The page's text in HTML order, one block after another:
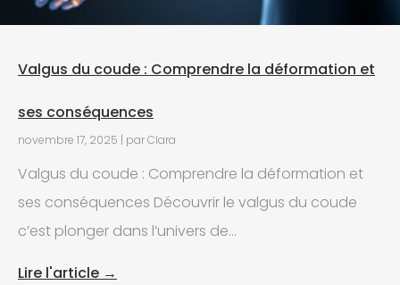
Valgus du coude : Comprendre la déformation et
ses conséquences
novembre 17, 2025 | par Clara
Valgus du coude : Comprendre la déformation et
ses conséquences Découvrir le valgus du coude
c’est plonger dans l’univers de...
Lire l'article →